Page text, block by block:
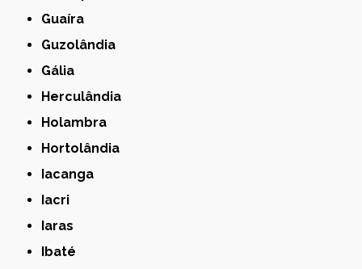
Guaíra
Guzolândia
Gália
Herculândia
Holambra
Hortolândia
Iacanga
Iacri
Iaras
Ibaté